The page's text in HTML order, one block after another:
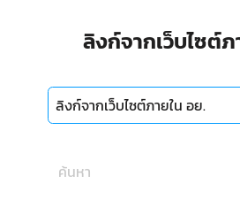
ลิงก์จากเว็บไซต์ภ
ลิงก์จากเว็บไซต์ภายใน อย.